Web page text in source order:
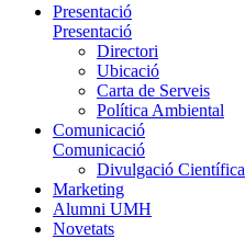
Presentació
Presentació
Directori
Ubicació
Carta de Serveis
Política Ambiental
Comunicació
Comunicació
Divulgació Científica
Marketing
Alumni UMH
Novetats